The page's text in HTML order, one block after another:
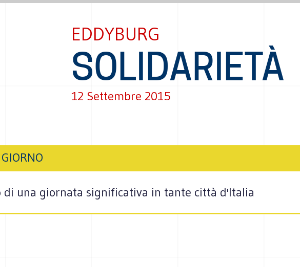
EDDYBURG
SOLIDARIETÀ
12 Settembre 2015
di una giornata significativa in tante città d'Italia